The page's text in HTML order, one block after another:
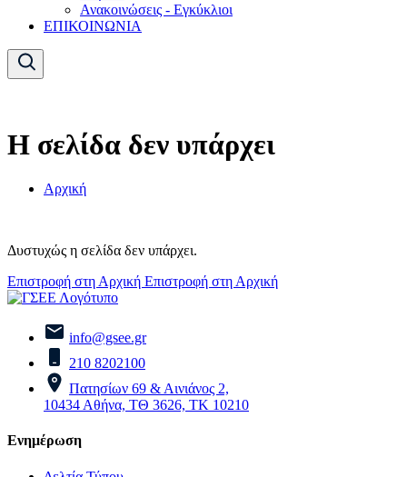
Ανακοινώσεις - Εγκύκλιοι
ΕΠΙΚΟΙΝΩΝΙΑ
Η σελίδα δεν υπάρχει
Αρχική
Δυστυχώς η σελίδα δεν υπάρχει.
Επιστροφή στη Αρχική Επιστροφή στη Αρχική
info@gsee.gr
210 8202100
Πατησίων 69 & Αινιάνος 2,
10434 Αθήνα, ΤΘ 3626, ΤΚ 10210
Ενημέρωση